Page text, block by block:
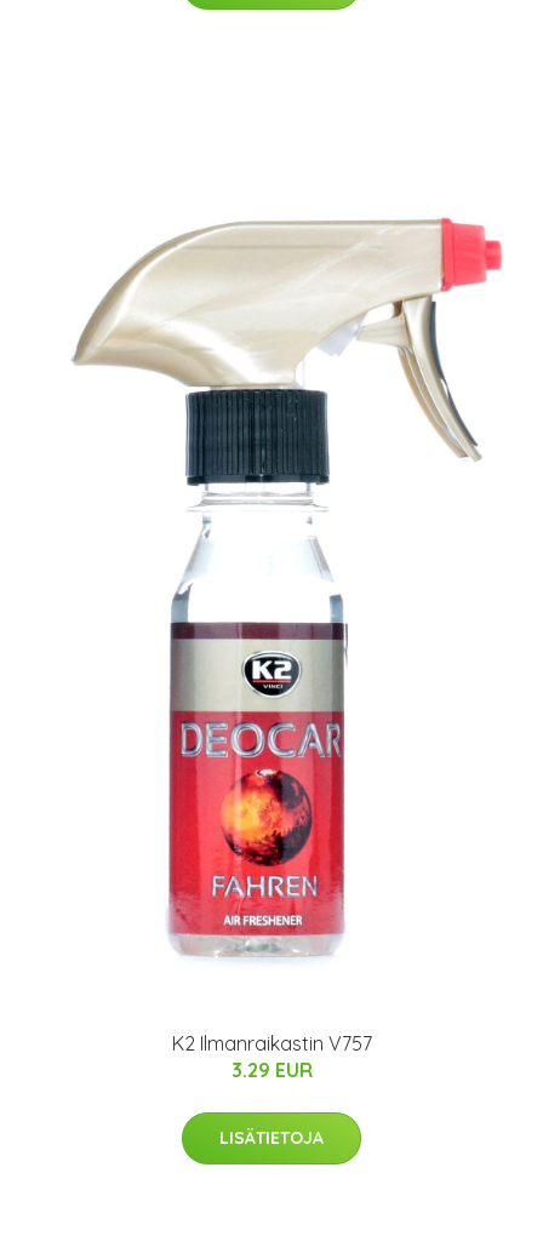
K2 Ilmanraikastin V757
3.29 EUR
LISÄTIETOJA